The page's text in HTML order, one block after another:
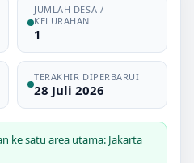
JUMLAH DESA /
KELURAHAN
1
TERAKHIR DIPERBARUI
28 Juli 2026
ke satu area utama: Jakarta